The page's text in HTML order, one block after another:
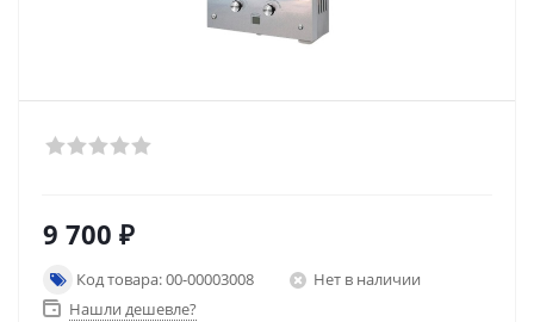
9 700 ₽
Код товара: 00-00003008
Нет в наличии
Нашли дешевле?